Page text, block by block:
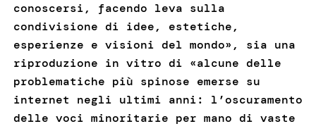
conoscersi, facendo leva sulla
condivisione di idee, estetiche,
esperienze e visioni del mondo», sia una
riproduzione in vitro di «alcune delle
problematiche più spinose emerse su
internet negli ultimi anni: l’oscuramento
delle voci minoritarie per mano di vaste